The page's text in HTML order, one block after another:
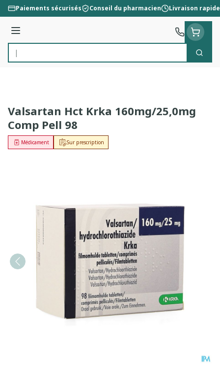
Aller au contenu
Paiements sécurisés Conseil du pharmacien Livraison rapide
Menu
Rechercher
Valsartan Hct Krka 160mg/25,0mg
Comp Pell 98
Sur prescription
Médicament